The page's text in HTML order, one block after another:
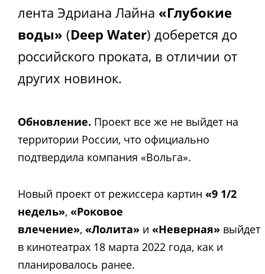
лента Эдриана Лайна «Глубокие
воды» (Deep Water) доберется до
российского проката, в отличии от
других новинок.
Обновление. Проект все же не выйдет на
территории России, что официально
подтвердила компания «Вольга».
Новый проект от режиссера картин «9 1/2
недель», «Роковое
влечение», «Лолита» и «Неверная» выйдет
в кинотеатрах 18 марта 2022 года, как и
планировалось ранее.